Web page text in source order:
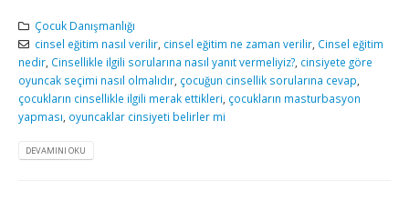
Çocuk Danışmanlığı
cinsel eğitim nasıl verilir, cinsel eğitim ne zaman verilir, Cinsel eğitim
nedir, Cinsellikle ilgili sorularına nasıl yanıt vermeliyiz?, cinsiyete göre
oyuncak seçimi nasıl olmalıdır, çocuğun cinsellik sorularına cevap,
çocukların cinsellikle ilgili merak ettikleri, çocukların masturbasyon
yapması, oyuncaklar cinsiyeti belirler mi
DEVAMINI OKU